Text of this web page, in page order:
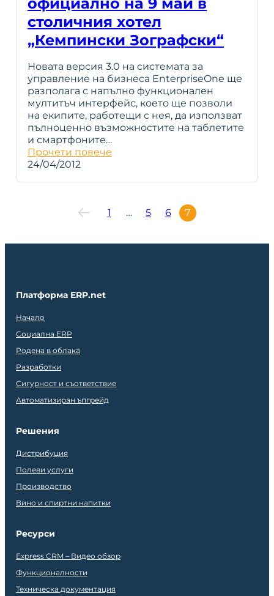
столичния хотел
„Кемпински Зографски“
Новата версия 3.0 на системата за
управление на бизнеса EnterpriseOne ще
разполага с напълно функционален
мултитъч интерфейс, което ще позволи
на екипите, работещи с нея, да използват
пълноценно възможностите на таблетите
и смартфоните…
Прочети повече
24/04/2012
1 … 5 6 7
Платформа ERP.net
Начало
Социална ERP
Родена в облака
Разработки
Сигурност и съответствие
Автоматизиран ъпгрейд
Решения
Дистрибуция
Полеви услуги
Производство
Вино и спиртни напитки
Ресурси
Express CRM – Видео обзор
Функционалности
Техническа документация